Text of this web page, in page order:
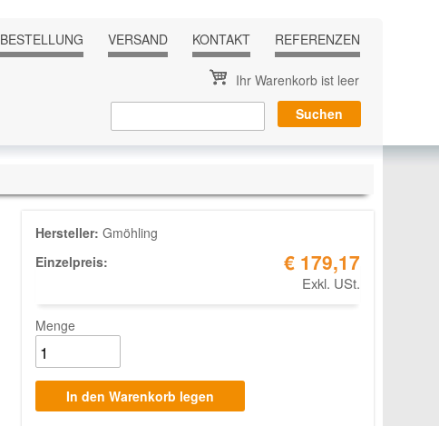
BESTELLUNG
VERSAND KONTAKT REFERENZEN
Ihr Warenkorb ist leer
Hersteller: Gmöhling
Einzelpreis:
€ 179,17
Exkl. USt.
Menge